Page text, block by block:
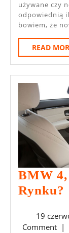
używane czy
odpowiednią
bowiem, że
READ
BMW
Rynku?
19
Comment |